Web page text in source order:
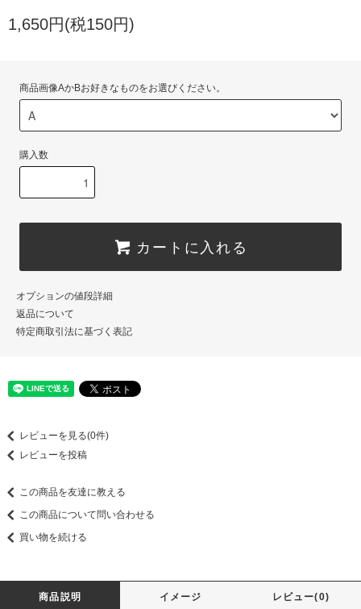
1,650円(税150円)
商品画像AかBお好きなものをお選びください。
購入数
カートに入れる
オプションの値段詳細
返品について
特定商取引法に基づく表記
レビューを見る(0件)
レビューを投稿
この商品を友達に教える
この商品について問い合わせる
買い物を続ける
商品説明 イメージ レビュー(0)